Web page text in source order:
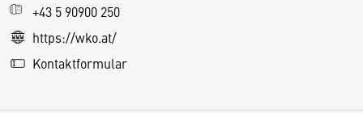
+43 5 90900 250
https://wko.at/
Kontaktformular
e
S
e